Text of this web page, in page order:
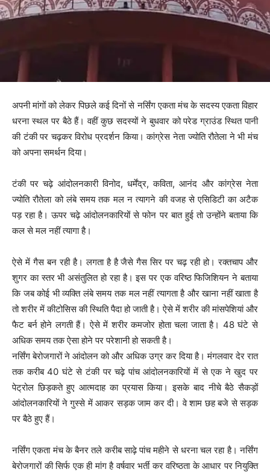
अपनी मांगों को लेकर पिछले कई दिनों से नर्सिंग एकता मंच के सदस्य एकता विहार
धरना स्थल पर बैठे हैं। वहीं कुछ सदस्यों ने बुधवार को परेड ग्राउंड स्थित पानी
की टंकी पर चढ़कर विरोध प्रदर्शन किया। कांग्रेस नेता ज्योति रौतेला ने भी मंच
को अपना समर्थन दिया।
टंकी पर चढ़े आंदोलनकारी विनोद, धर्मेंद्र, कविता, आनंद और कांग्रेस नेता
ज्योति रौतेला को लंबे समय तक मल न त्यागने की वजह से एसिडिटी का अटैक
पड़ रहा है। ऊपर चढ़े आंदोलनकारियों से फोन पर बात हुई तो उन्होंने बताया कि
कल से मल नहीं त्यागा है।
ऐसे में गैस बन रही है। लगता है है जैसे गैस सिर पर चढ़ रही हो। रक्तचाप और
शुगर का स्तर भी असंतुलित हो रहा है। इस पर एक वरिष्ठ फिजिशियन ने बताया
कि जब कोई भी व्यक्ति लंबे समय तक मल नहीं त्यागता है और खाना नहीं खाता है
तो शरीर में कीटोसिस की स्थिति पैदा हो जाती है। ऐसे में शरीर की मांसपेशियां और
फैट बर्न होने लगती हैं। ऐसे में शरीर कमजोर होता चला जाता है। 48 घंटे से
अधिक समय तक ऐसा होने पर परेशानी हो सकती है।
नर्सिंग बेरोजगारों ने आंदोलन को और अधिक उग्र कर दिया है। मंगलवार देर रात
तक करीब 40 घंटे से टंकी पर चढ़े पांच आंदोलनकारियों में से एक ने खुद पर
पेट्रोल छिड़कते हुए आत्मदाह का प्रयास किया। इसके बाद नीचे बैठे सैकड़ों
आंदोलनकारियों ने गुस्से में आकर सड़क जाम कर दी। वे शाम छह बजे से सड़क
पर बैठे हुए हैं।
नर्सिंग एकता मंच के बैनर तले करीब साढ़े पांच महीने से धरना चल रहा है। नर्सिंग
बेरोजगारों की सिर्फ एक ही मांग है वर्षवार भर्ती कर वरिष्ठता के आधार पर नियुक्ति